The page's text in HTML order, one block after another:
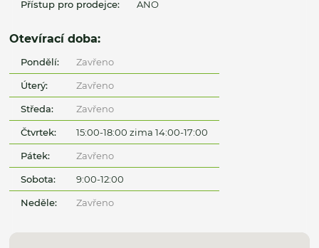
Přístup pro prodejce: ANO
Otevírací doba:
Pondělí: Zavřeno
Úterý: Zavřeno
Středa: Zavřeno
Čtvrtek: 15:00-18:00 zima 14:00-17:00
Pátek: Zavřeno
Sobota: 9:00-12:00
Neděle: Zavřeno